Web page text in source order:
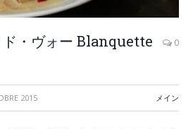
ド・ヴォー Blanquette
0
2015 メイン